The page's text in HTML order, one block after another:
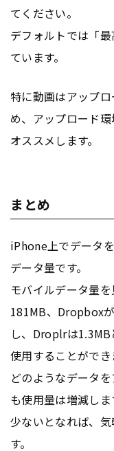
てください。
デフォルトでは「
ています。
特に動画はアップ
め、アップロード
オススメします。
まとめ
iPhone上でデータ
データ量です。
モバイルデータ量を
181MB、Dropbox
し、Droplrは
使用することができ
どのようなデータ
も使用量は増減し
少ないとなれば、
す。